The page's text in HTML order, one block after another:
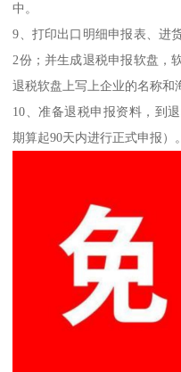
中。
9、打印出口明细申报表、进
2份；并生成退税申报软盘，
退税软盘上写上企业的名称和
10、准备退税申报资料，到
期算起90天内进行正式申报）。